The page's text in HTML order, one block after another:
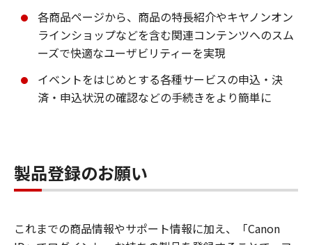
各商品ページから、商品の特長紹介やキヤノンオン
ラインショップなどを含む関連コンテンツへのスム
ーズで快適なユーザビリティーを実現
イベントをはじめとする各種サービスの申込・決
済・申込状況の確認などの手続きをより簡単に
製品登録のお願い
これまでの商品情報やサポート情報に加え、「Canon